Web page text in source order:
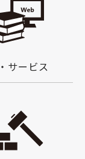
サービス